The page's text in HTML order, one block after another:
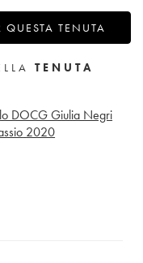
TENUTA
TENUTA
DOCG Giulia Negri
2020